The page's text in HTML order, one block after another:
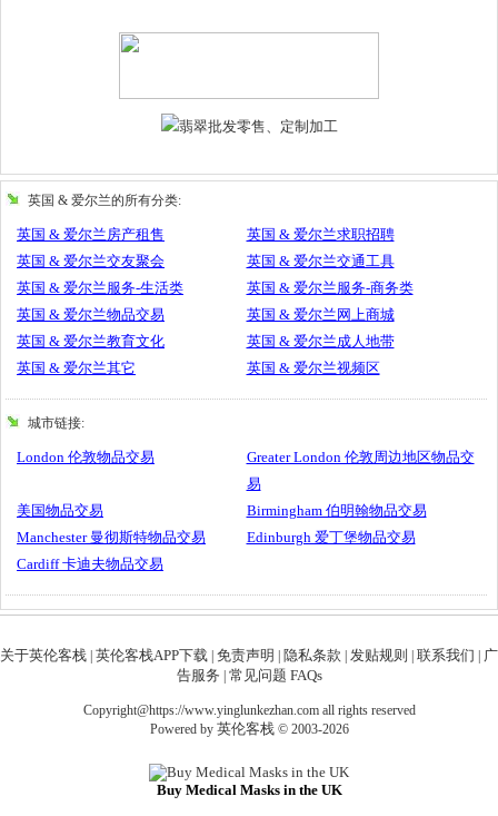
英国 & 爱尔兰的所有分类:
英国 & 爱尔兰房产租售
英国 & 爱尔兰求职招聘
英国 & 爱尔兰交友聚会
英国 & 爱尔兰交通工具
英国 & 爱尔兰服务-生活类
英国 & 爱尔兰服务-商务类
英国 & 爱尔兰物品交易
英国 & 爱尔兰网上商城
英国 & 爱尔兰教育文化
英国 & 爱尔兰成人地带
英国 & 爱尔兰其它
英国 & 爱尔兰视频区
城市链接:
London 伦敦物品交易
Greater London 伦敦周边地区物品交
易
美国物品交易
Birmingham 伯明翰物品交易
Manchester 曼彻斯特物品交易
Edinburgh 爱丁堡物品交易
Cardiff 卡迪夫物品交易
关于英伦客栈 英伦客栈APP下载 免责声明 隐私条款 发贴规则 联系我们
广
告服务 常见问题 FAQs
Copyright@https://www.yinglunkezhan.com all rights reserved
Powered by 英伦客栈 © 2003-2026
Buy Medical Masks in the UK